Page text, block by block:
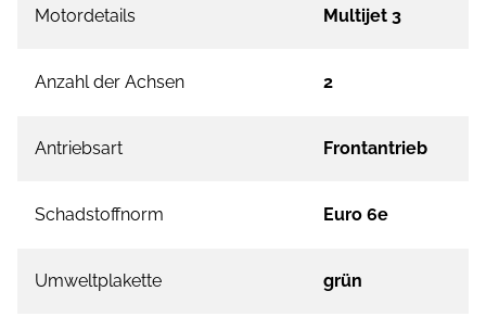
Motordetails Multijet 3
Anzahl der Achsen 2
Antriebsart Frontantrieb
Schadstoffnorm Euro 6e
Umweltplakette grün